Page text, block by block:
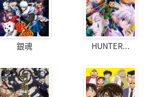
銀魂 HUNTER...